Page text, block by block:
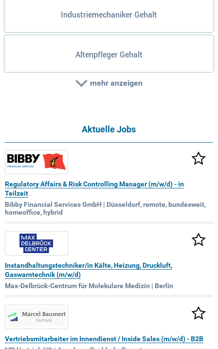
Industriemechaniker Gehalt
Altenpfleger Gehalt
mehr anzeigen
Aktuelle Jobs
Regulatory Affairs & Risk Controlling Manager (m/w/d) - in
Teilzeit
Bibby Financial Services GmbH | Düsseldorf, remote, bundesweit,
homeoffice, hybrid
Instandhaltungstechniker/in Kälte, Heizung, Druckluft,
Gaswarntechnik (m/w/d)
Max-Delbrück-Centrum für Molekulare Medizin | Berlin
Vertriebsmitarbeiter im Innendienst / Inside Sales (m/w/d) - B2B